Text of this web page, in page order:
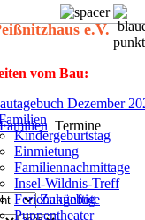
e.V.
vom Bau:
Dezember
Kindergeburtstag
Einmietung
Familiennachmittage
Insel-Wildnis-Treff
Ferienangebote
Puppentheater
Termine
Zukünftig